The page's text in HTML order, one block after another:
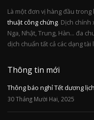
Là một đơn vị hàng đầu trong
thuật công chứng. Dịch chính
Nga, Nhật, Trung, Hàn... đa
dịch chuẩn tất cả các dạng
Thông tin mới
Thông báo nghỉ Tết dương
30 Tháng Mười Hai, 2025